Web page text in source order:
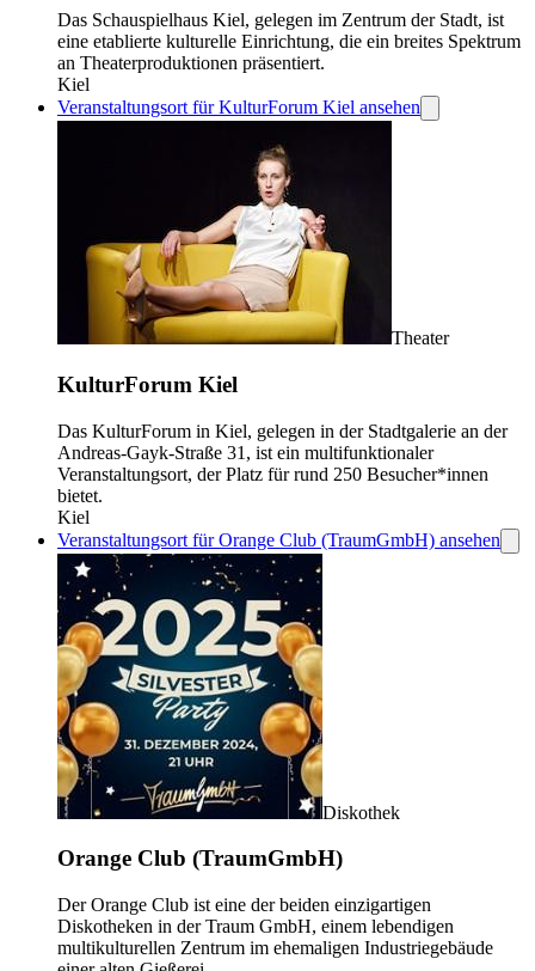
Das Schauspielhaus Kiel, gelegen im Zentrum der Stadt, ist
eine etablierte kulturelle Einrichtung, die ein breites Spektrum
an Theaterproduktionen präsentiert.
Kiel
Veranstaltungsort für KulturForum Kiel ansehen
Theater
KulturForum Kiel
Das KulturForum in Kiel, gelegen in der Stadtgalerie an der
Andreas-Gayk-Straße 31, ist ein multifunktionaler
Veranstaltungsort, der Platz für rund 250 Besucher*innen
bietet.
Kiel
Veranstaltungsort für Orange Club (TraumGmbH) ansehen
Diskothek
Orange Club (TraumGmbH)
Der Orange Club ist eine der beiden einzigartigen
Diskotheken in der Traum GmbH, einem lebendigen
multikulturellen Zentrum im ehemaligen Industriegebäude